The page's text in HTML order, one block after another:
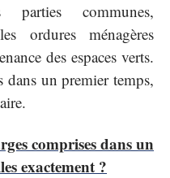
parties communes,
ordures ménagères
des espaces verts.
dans un premier temps,
comprises dans un
exactement ?